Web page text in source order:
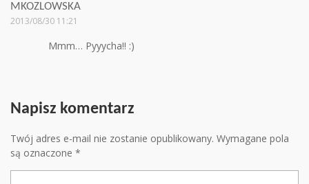
MKOZLOWSKA
2013/08/30 11:21
Mmm… Pyyycha!! :)
Napisz komentarz
Twój adres e-mail nie zostanie opublikowany. Wymagane pola
są oznaczone *